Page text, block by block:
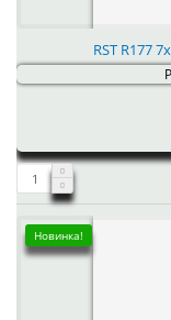
RST R177
Новинка!